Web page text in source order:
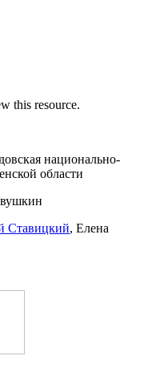
this resource.
национально-
области
Ставицкий, Елена